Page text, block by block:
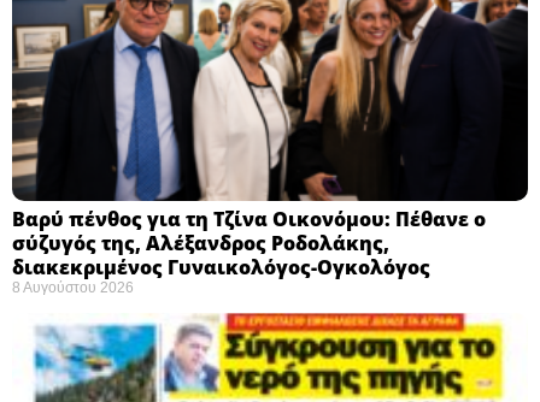
Βαρύ πένθος για τη Τζίνα Οικονόμου: Πέθανε ο
σύζυγός της, Αλέξανδρος Ροδολάκης,
διακεκριμένος Γυναικολόγος-Ογκολόγος
8 Αυγούστου 2026